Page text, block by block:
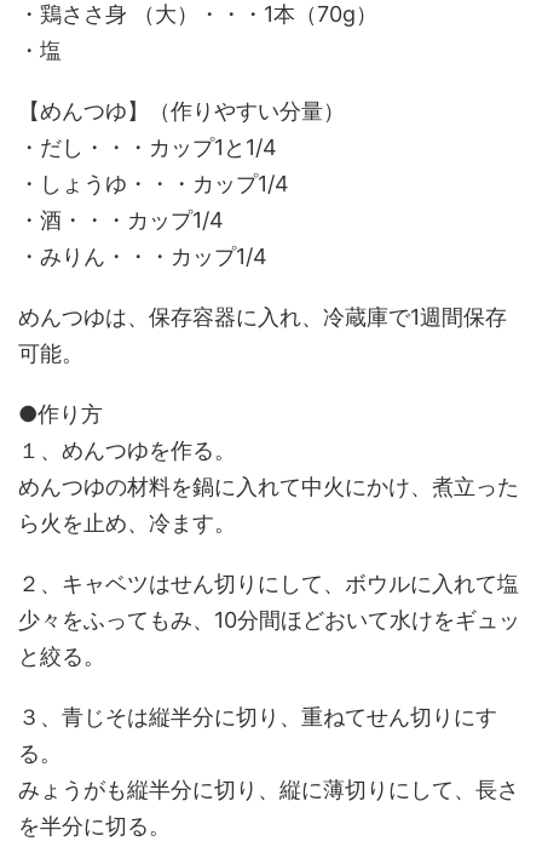
・鶏ささ身 （大）・・・1本（70g）
・塩
【めんつゆ】（作りやすい分量）
・だし・・・カップ1と1/4
・しょうゆ・・・カップ1/4
・酒・・・カップ1/4
・みりん・・・カップ1/4
めんつゆは、保存容器に入れ、冷蔵庫で1週間保存
可能。
●作り方
１、めんつゆを作る。
めんつゆの材料を鍋に入れて中火にかけ、煮立った
ら火を止め、冷ます。
２、キャベツはせん切りにして、ボウルに入れて塩
少々をふってもみ、10分間ほどおいて水けをギュッ
と絞る。
３、青じそは縦半分に切り、重ねてせん切りにす
る。
みょうがも縦半分に切り、縦に薄切りにして、長さ
を半分に切る。